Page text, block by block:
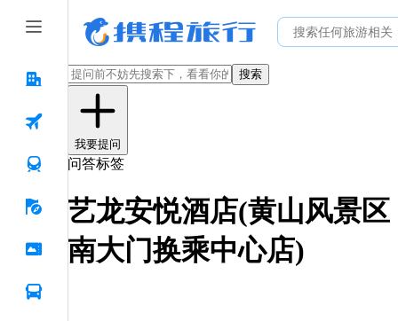
搜索
我要提问
问答标签
艺龙安悦酒店(黄山风景区
南大门换乘中心店)